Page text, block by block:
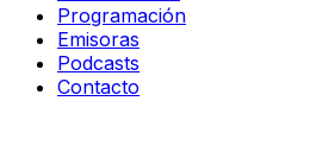
Programación
Emisoras
Podcasts
Contacto